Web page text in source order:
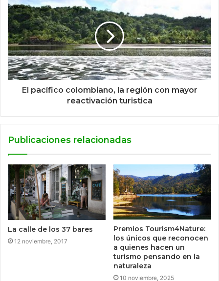
El pacífico colombiano, la región con mayor
reactivación turistica
Publicaciones relacionadas
La calle de los 37 bares
12 noviembre, 2017
Premios Tourism4Nature:
los únicos que reconocen
a quienes hacen un
turismo pensando en la
naturaleza
10 noviembre, 2025